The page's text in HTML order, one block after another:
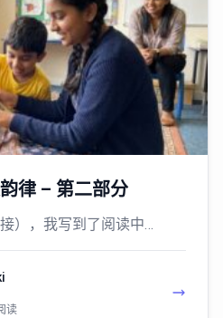
律 – 第二部分
），我写到了阅读中…
读